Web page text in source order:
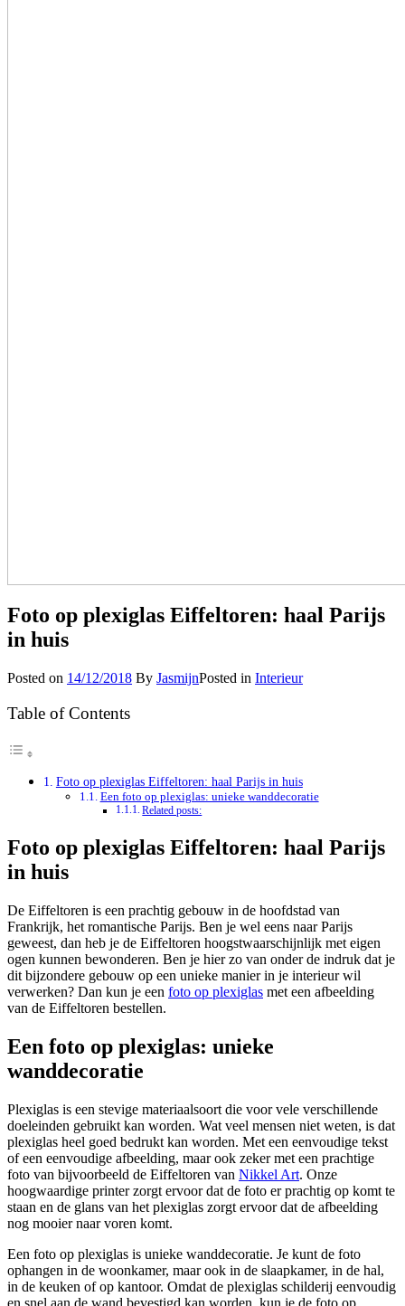
Foto op plexiglas Eiffeltoren: haal Parijs
in huis
Posted on 14/12/2018 By JasmijnPosted in Interieur
Table of Contents
Foto op plexiglas Eiffeltoren: haal Parijs in huis
Een foto op plexiglas: unieke wanddecoratie
Related posts:
Foto op plexiglas Eiffeltoren: haal Parijs
in huis
De Eiffeltoren is een prachtig gebouw in de hoofdstad van
Frankrijk, het romantische Parijs. Ben je wel eens naar Parijs
geweest, dan heb je de Eiffeltoren hoogstwaarschijnlijk met eigen
ogen kunnen bewonderen. Ben je hier zo van onder de indruk dat je
dit bijzondere gebouw op een unieke manier in je interieur wil
verwerken? Dan kun je een foto op plexiglas met een afbeelding
van de Eiffeltoren bestellen.
Een foto op plexiglas: unieke
wanddecoratie
Plexiglas is een stevige materiaalsoort die voor vele verschillende
doeleinden gebruikt kan worden. Wat veel mensen niet weten, is dat
plexiglas heel goed bedrukt kan worden. Met een eenvoudige tekst
of een eenvoudige afbeelding, maar ook zeker met een prachtige
foto van bijvoorbeeld de Eiffeltoren van Nikkel Art. Onze
hoogwaardige printer zorgt ervoor dat de foto er prachtig op komt te
staan en de glans van het plexiglas zorgt ervoor dat de afbeelding
nog mooier naar voren komt.
Een foto op plexiglas is unieke wanddecoratie. Je kunt de foto
ophangen in de woonkamer, maar ook in de slaapkamer, in de hal,
in de keuken of op kantoor. Omdat de plexiglas schilderij eenvoudig
en snel aan de wand bevestigd kan worden, kun je de foto op